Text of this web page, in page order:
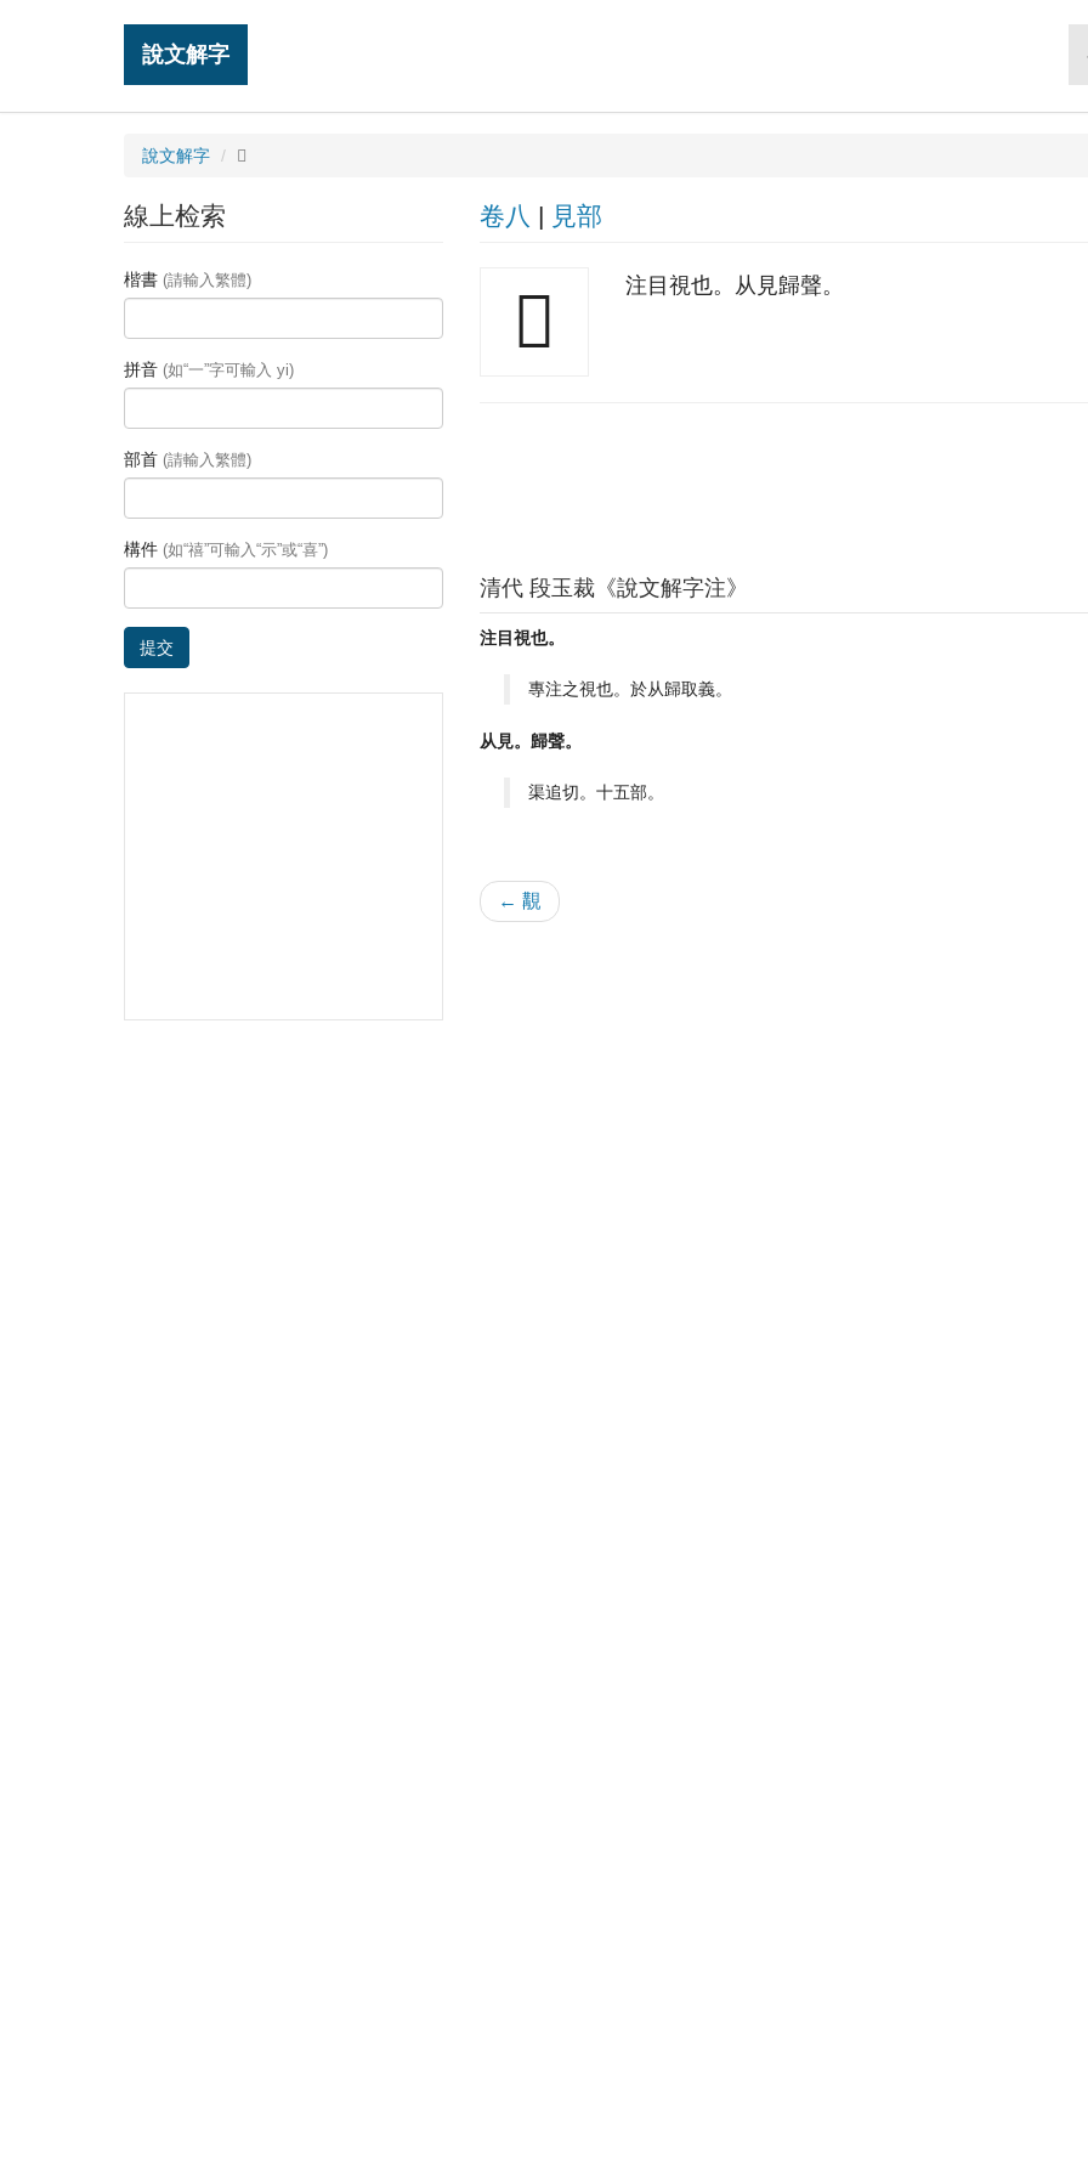
說文解字
說文解字 𧢦
卷八 | 見部
𧢦 注目視也。从見歸聲。
清代 段玉裁《說文解字注》
注目視也。
專注之視也。於从歸取義。
从見。歸聲。
渠追切。十五部。
← 覯
線上检索
楷書 (請輸入繁體)
拼音 (如“一”字可輸入 yi)
部首 (請輸入繁體)
構件 (如“禧”可輸入“示”或“喜”)
提交